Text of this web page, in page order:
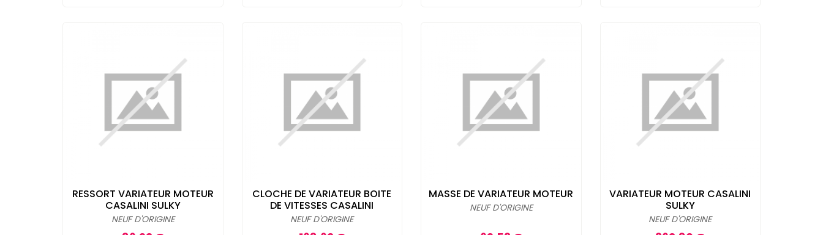
RESSORT VARIATEUR MOTEUR
CASALINI SULKY
NEUF D'ORIGINE
CLOCHE DE VARIATEUR BOITE
DE VITESSES CASALINI
NEUF D'ORIGINE
MASSE DE VARIATEUR MOTEUR
NEUF D'ORIGINE
VARIATEUR MOTEUR CASALINI
SULKY
NEUF D'ORIGINE